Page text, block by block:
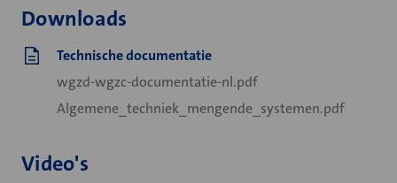
Downloads
Technische documentatie
wgzd-wgzc-documentatie-nl.pdf
Algemene_techniek_mengende_systemen.pdf
Video's